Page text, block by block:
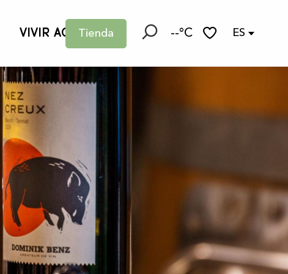
Tienda --°C ES
VIVIR AQUÍ